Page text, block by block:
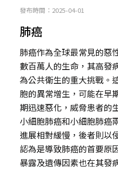
發布時間：2025-04-01
肺癌
肺癌作為全球最常見的惡
數百萬人的生命，其高發
為公共衛生的重大挑戰。
胞的異常增生，可能在早
期迅速惡化，威脅患者的
小細胞肺癌和小細胞肺癌
進展相對緩慢，後者則以
認為是導致肺癌的首要原
暴露及遺傳因素也在其發